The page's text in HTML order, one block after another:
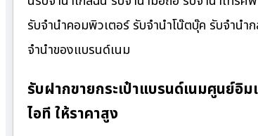
รับจำนำคอมพิวเตอร์ รับจำนำโน๊ตบุ๊ค รับจำนำ
จำนำของแบรนด์เนม
รับฝากขายกระเป๋าแบรนด์เนมศูนย์อิ
ไอที ให้ราคาสูง